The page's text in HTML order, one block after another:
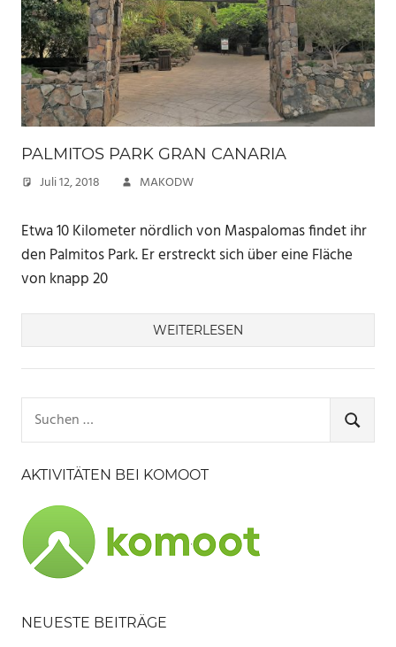
PALMITOS PARK GRAN CANARIA
Juli 12, 2018 MAKODW
Etwa 10 Kilometer nördlich von Maspalomas findet ihr
den Palmitos Park. Er erstreckt sich über eine Fläche
von knapp 20
WEITERLESEN
nach:
SUCHEN
AKTIVITÄTEN BEI KOMOOT
NEUESTE BEITRÄGE